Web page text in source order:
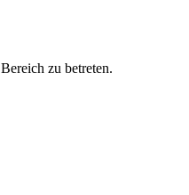
zu betreten.